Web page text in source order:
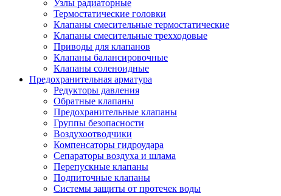
Узлы радиаторные
Термостатические головки
Клапаны смесительные термостатические
Клапаны смесительные трехходовые
Приводы для клапанов
Клапаны балансировочные
Клапаны соленоидные
Предохранительная арматура
Редукторы давления
Обратные клапаны
Предохранительные клапаны
Группы безопасности
Воздухоотводчики
Компенсаторы гидроудара
Сепараторы воздуха и шлама
Перепускные клапаны
Подпиточные клапаны
Системы защиты от протечек воды